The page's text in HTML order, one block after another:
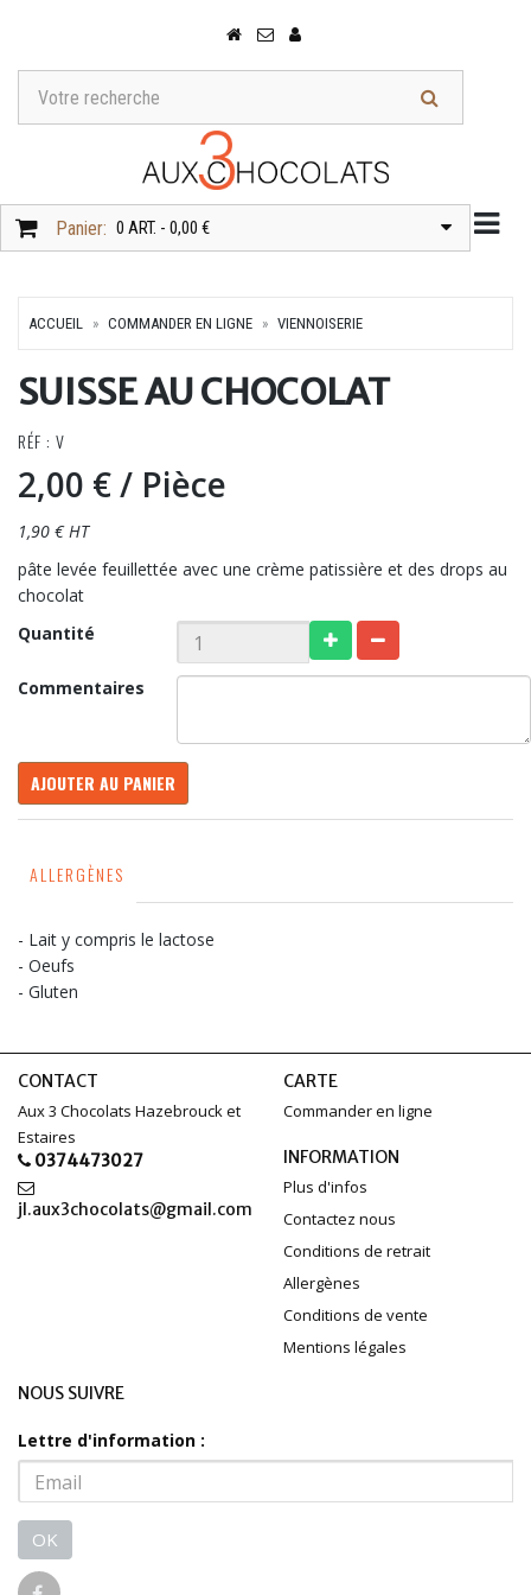
Panier: 0 ART. - 0,00 €
ACCUEIL COMMANDER EN LIGNE VIENNOISERIE
SUISSE AU CHOCOLAT
RÉF : V
2,00 €/ Pièce
1,90 € HT
pâte levée feuillettée avec une crème patissière et des drops au
chocolat
Quantité
Commentaires
AJOUTER AU PANIER
ALLERGÈNES
- Lait y compris le lactose
- Oeufs
- Gluten
CONTACT
Aux 3 Chocolats Hazebrouck et
Estaires
0374473027
jl.aux3chocolats@gmail.com
CARTE
Commander en ligne
INFORMATION
Plus d'infos
Contactez nous
Conditions de retrait
Allergènes
Conditions de vente
Mentions légales
NOUS SUIVRE
Lettre d'information :
OK